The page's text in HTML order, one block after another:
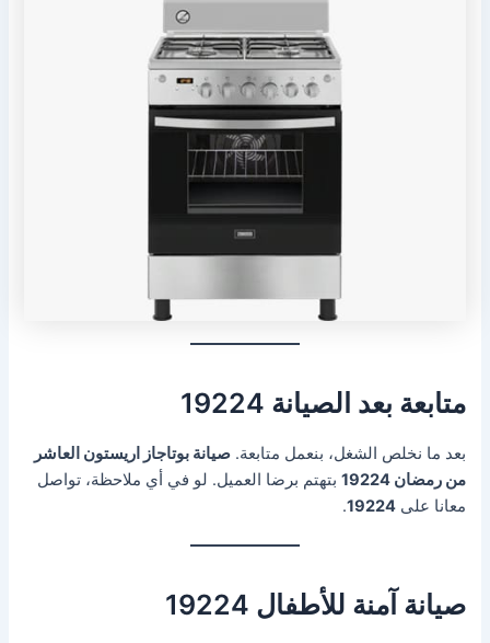
متابعة بعد الصيانة 19224
بعد ما نخلص الشغل، بنعمل متابعة.صيانة بوتاجاز اريستون العاشر
من رمضان 19224
بتهتم برضا العميل. لو في أي ملاحظة، تواصل
معانا على19224
.
صيانة آمنة للأطفال 19224